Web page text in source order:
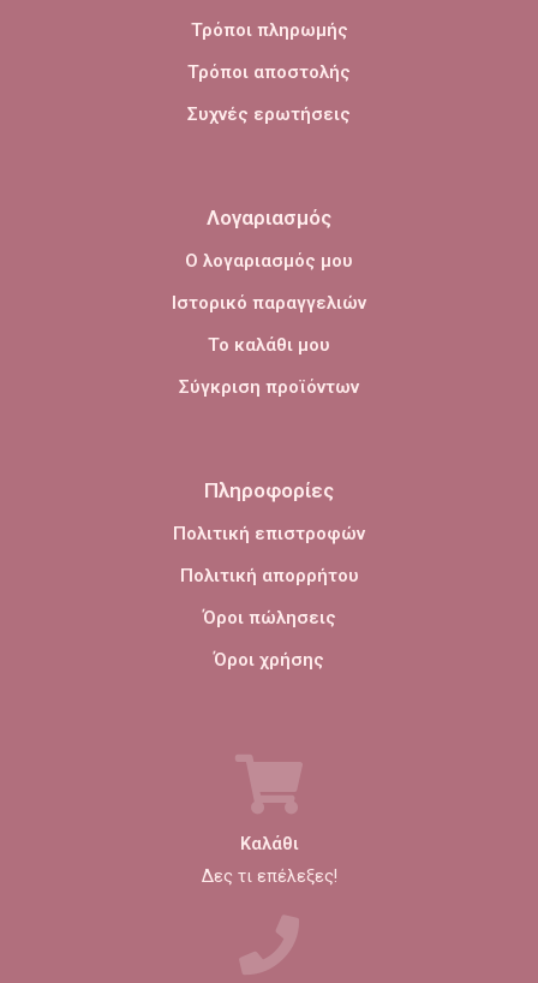
Τρόποι πληρωμής
Τρόποι αποστολής
Συχνές ερωτήσεις
Λογαριασμός
Ο λογαριασμός μου
Ιστορικό παραγγελιών
Το καλάθι μου
Σύγκριση προϊόντων
Πληροφορίες
Πολιτική επιστροφών
Πολιτική απορρήτου
Όροι πώλησεις
Όροι χρήσης
Καλάθι
Δες τι επέλεξες!